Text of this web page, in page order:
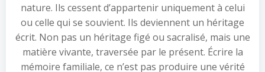
nature. Ils cessent d’appartenir uniquement à celui
ou celle qui se souvient. Ils deviennent un héritage
écrit. Non pas un héritage figé ou sacralisé, mais une
matière vivante, traversée par le présent. Écrire la
mémoire familiale, ce n’est pas produire une vérité